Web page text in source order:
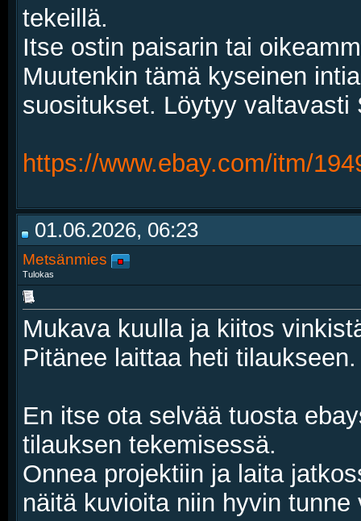
tekeillä.
Itse ostin paisarin tai
Muutenkin tämä kyseinen
suositukset. Löytyy valtavasti
https://www.ebay.com/itm/
01.06.2026, 06:23
Metsänmies
Tulokas
Mukava kuulla ja kiitos
Pitänee laittaa heti tilaukseen.
En itse ota selvää tuosta
tilauksen tekemisessä.
Onnea projektiin ja laita
näitä kuvioita niin hyvin tunne